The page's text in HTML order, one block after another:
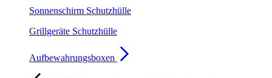
Sonnenschirm Schutzhülle
Grillgeräte Schutzhülle
Aufbewahrungsboxen